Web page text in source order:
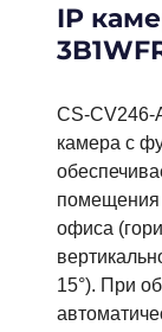
IP
CS-CV246-
камера с
помещения
офиса
15°). При